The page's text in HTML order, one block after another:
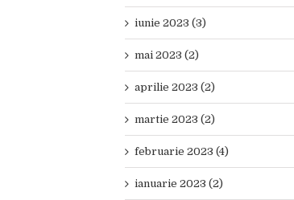
iunie 2023 (3)
mai 2023 (2)
aprilie 2023 (2)
martie 2023 (2)
februarie 2023 (4)
ianuarie 2023 (2)